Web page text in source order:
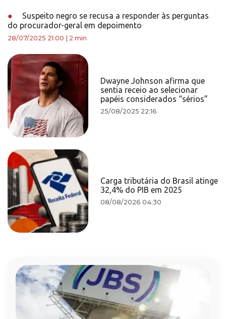
●
Suspeito negro se recusa a responder às perguntas
do procurador-geral em depoimento
28/07/2025 21:00 2 min
Dwayne Johnson afirma que
sentia receio ao selecionar
papéis considerados “sérios”
25/08/2025 22:16
Carga tributária do Brasil atinge
32,4% do PIB em 2025
08/08/2026 04:30